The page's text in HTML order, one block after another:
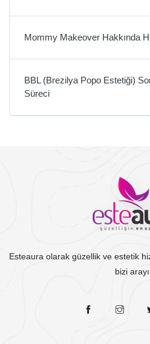
Mommy Makeover Hakkında
BBL (Brezilya Popo Estetiği)
Süreci
Esteaura olarak güzellik ve estetik
bizi